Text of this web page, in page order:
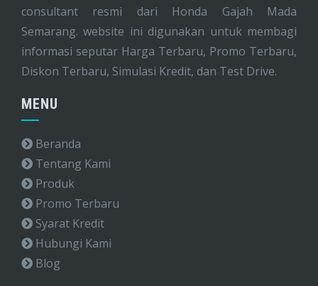
consultant resmi dari Honda Gajah Mada
Semarang. website ini digunakan untuk membagi
informasi seputar Harga Terbaru, Promo Terbaru,
Diskon Terbaru, Simulasi Kredit, dan Test Drive.
MENU
Beranda
Tentang Kami
Produk
Promo Terbaru
Syarat Kredit
Hubungi Kami
Blog